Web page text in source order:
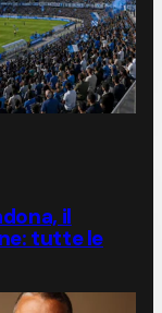
il
tutte le